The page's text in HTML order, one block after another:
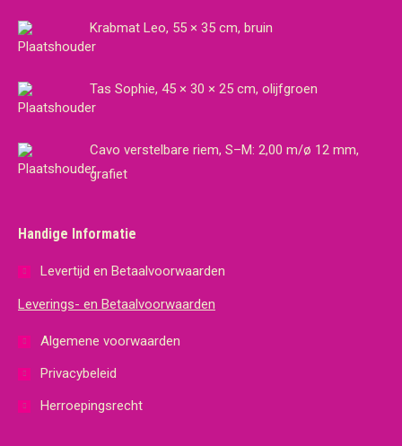
Krabmat Leo, 55 × 35 cm, bruin
Tas Sophie, 45 × 30 × 25 cm, olijfgroen
Cavo verstelbare riem, S–M: 2,00 m/ø 12 mm,
grafiet
Handige Informatie
Levertijd en Betaalvoorwaarden
Leverings- en Betaalvoorwaarden
Algemene voorwaarden
Privacybeleid
Herroepingsrecht